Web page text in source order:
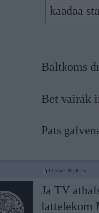
kaadaa
Baltkoms
Bet vairāk
Pats
14. Sep 2009, 00:25
Ja TV
lattelekom